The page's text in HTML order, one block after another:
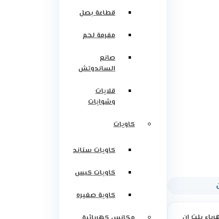
قطاعة بصل
مفرمة لحم
صانع
الساندوتش
قلايات
وشوايات
كاويات
كاويات ستاند
كاويات كبس
كاوية صغيره